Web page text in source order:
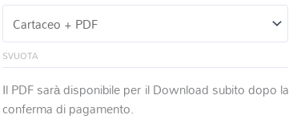
SVUOTA
Il PDF sarà disponibile per il Download subito dopo la
conferma di pagamento.